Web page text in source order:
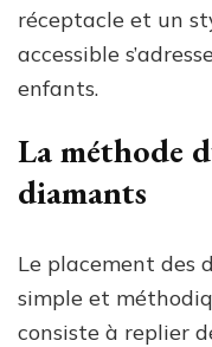
réceptacle et un
accessible
enfants.
La méthode
diamants
Le placement des
simple et
consiste à replier